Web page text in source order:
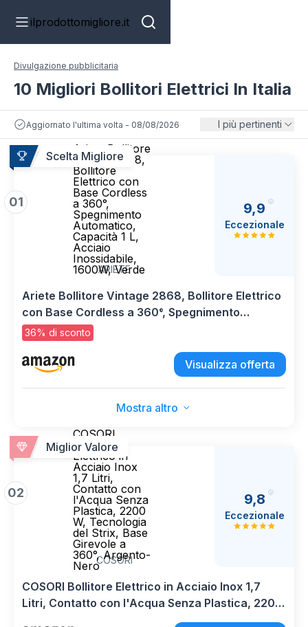
ilprodottomigliore.it
Divulgazione pubblicitaria
10 Migliori Bollitori Elettrici In Italia
Aggiornato l'ultima volta - 08/08/2026 I più pertinenti
Scelta Migliore
01
Ariete Bollitore
Vintage 2868,
Bollitore
Elettrico con
Base Cordless
a 360°,
Spegnimento
Automatico,
Capacità 1 L,
Acciaio
Inossidabile,
1600W, Verde
ARIETE
9,9
Eccezionale
Ariete Bollitore Vintage 2868, Bollitore Elettrico
con Base Cordless a 360°, Spegnimento
Automatico, Capacità 1 L, Acciaio Inossidabile,
1600W, Verde
36% di sconto
Visualizza offerta
Mostra altro
Miglior Valore
02
COSORI
Bollitore
Elettrico in
Acciaio Inox
1,7 Litri,
Contatto con
l'Acqua Senza
Plastica, 2200
W, Tecnologia
del Strix, Base
Girevole a
360°, Argento-
NeroCOSORI
9,8
Eccezionale
COSORI Bollitore Elettrico in Acciaio Inox 1,7
Litri, Contatto con l'Acqua Senza Plastica, 2200
W, Tecnologia del Strix, Base Girevole a 360°,